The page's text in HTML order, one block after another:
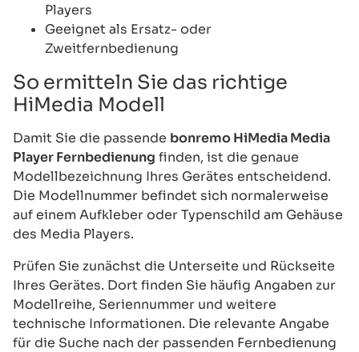
Players
Geeignet als Ersatz- oder
Zweitfernbedienung
So ermitteln Sie das richtige
HiMedia Modell
Damit Sie die passende bonremo HiMedia Media
Player Fernbedienung finden, ist die genaue
Modellbezeichnung Ihres Gerätes entscheidend.
Die Modellnummer befindet sich normalerweise
auf einem Aufkleber oder Typenschild am Gehäuse
des Media Players.
Prüfen Sie zunächst die Unterseite und Rückseite
Ihres Gerätes. Dort finden Sie häufig Angaben zur
Modellreihe, Seriennummer und weitere
technische Informationen. Die relevante Angabe
für die Suche nach der passenden Fernbedienung